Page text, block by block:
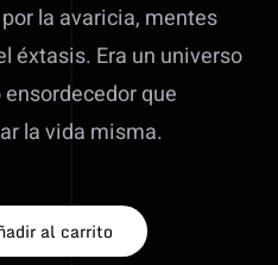
la avaricia, mentes
éxtasis. Era un universo
que
la vida misma.
al carrito